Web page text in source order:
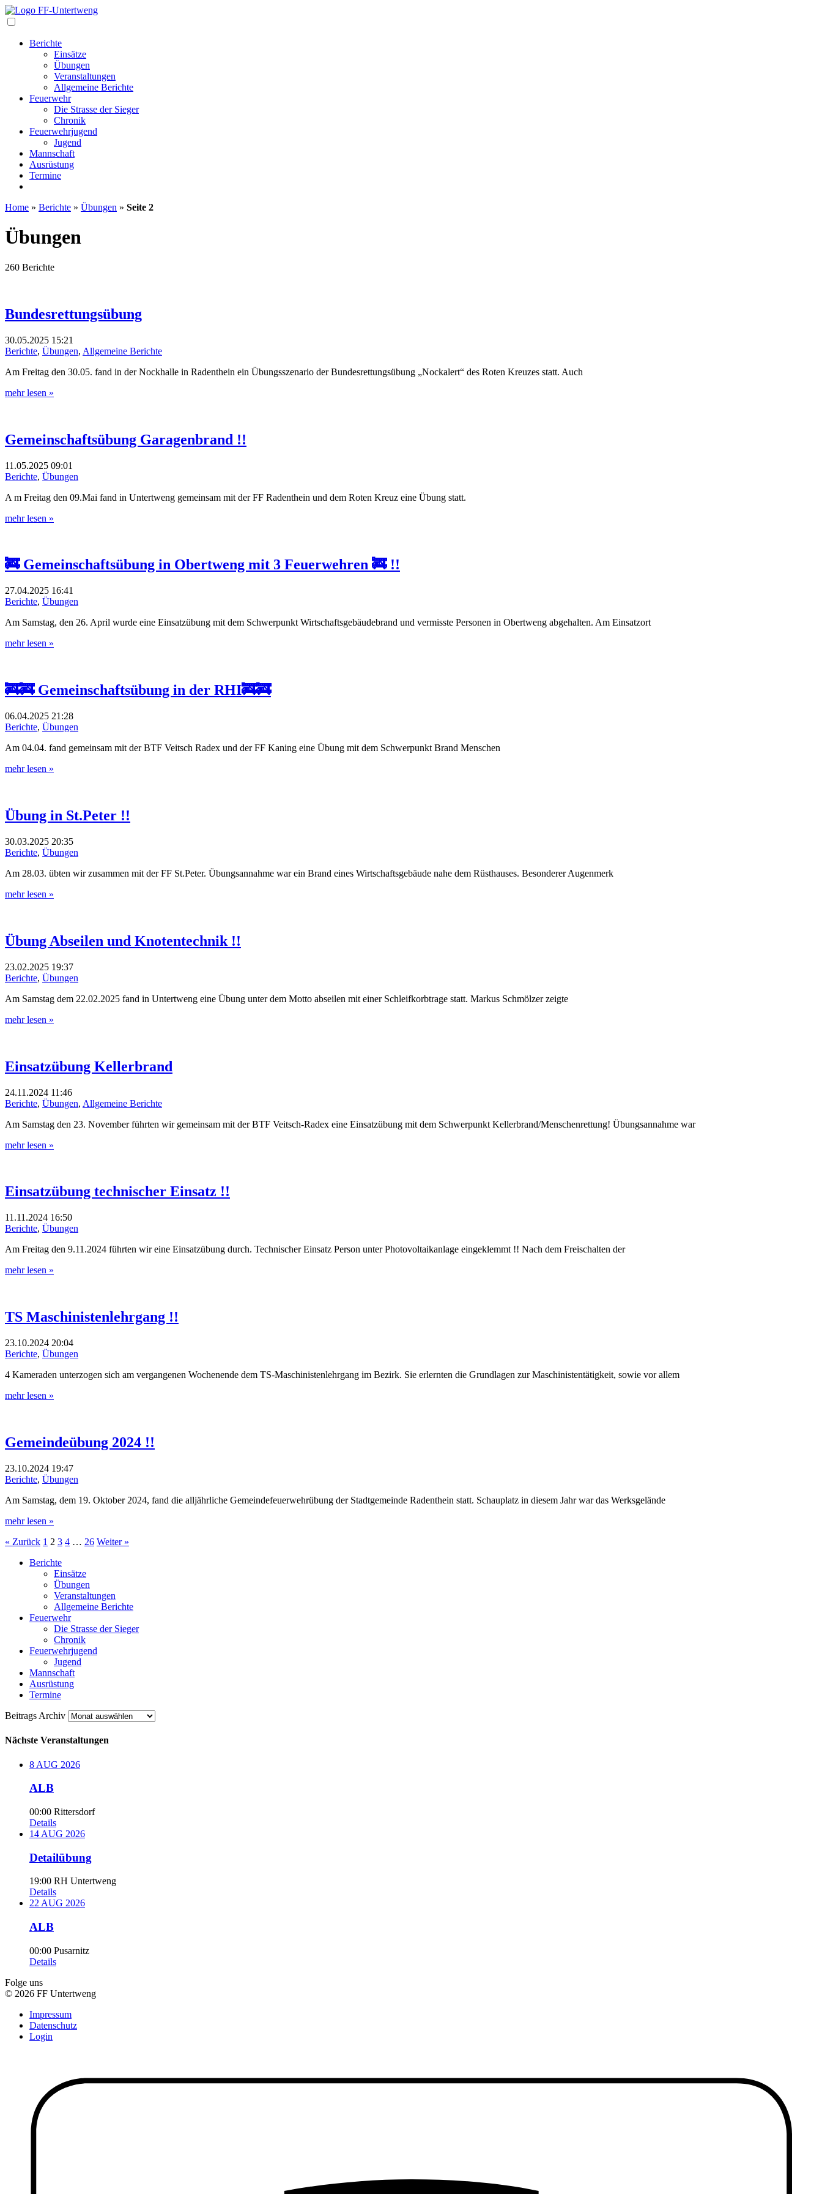
Berichte
Einsätze
Übungen
Veranstaltungen
Allgemeine Berichte
Feuerwehr
Die Strasse der Sieger
Chronik
Feuerwehrjugend
Jugend
Mannschaft
Ausrüstung
Termine
Home » Berichte » Übungen » Seite 2
Übungen
260 Berichte
Bundesrettungsübung
30.05.2025 15:21
Berichte, Übungen, Allgemeine Berichte
Am Freitag den 30.05. fand in der Nockhalle in Radenthein ein Übungsszenario der Bundesrettungsübung „Nockalert“ des Roten Kreuzes statt. Auch
mehr lesen »
Gemeinschaftsübung Garagenbrand !!
11.05.2025 09:01
Berichte, Übungen
A m Freitag den 09.Mai fand in Untertweng gemeinsam mit der FF Radenthein und dem Roten Kreuz eine Übung statt.
mehr lesen »
🚒 Gemeinschaftsübung in Obertweng mit 3 Feuerwehren 🚒 !!
27.04.2025 16:41
Berichte, Übungen
Am Samstag, den 26. April wurde eine Einsatzübung mit dem Schwerpunkt Wirtschaftsgebäudebrand und vermisste Personen in Obertweng abgehalten. Am Einsatzort
mehr lesen »
🚒🚒 Gemeinschaftsübung in der RHI🚒🚒
06.04.2025 21:28
Berichte, Übungen
Am 04.04. fand gemeinsam mit der BTF Veitsch Radex und der FF Kaning eine Übung mit dem Schwerpunkt Brand Menschen
mehr lesen »
Übung in St.Peter !!
30.03.2025 20:35
Berichte, Übungen
Am 28.03. übten wir zusammen mit der FF St.Peter. Übungsannahme war ein Brand eines Wirtschaftsgebäude nahe dem Rüsthauses. Besonderer Augenmerk
mehr lesen »
Übung Abseilen und Knotentechnik !!
23.02.2025 19:37
Berichte, Übungen
Am Samstag dem 22.02.2025 fand in Untertweng eine Übung unter dem Motto abseilen mit einer Schleifkorbtrage statt. Markus Schmölzer zeigte
mehr lesen »
Einsatzübung Kellerbrand
24.11.2024 11:46
Berichte, Übungen, Allgemeine Berichte
Am Samstag den 23. November führten wir gemeinsam mit der BTF Veitsch-Radex eine Einsatzübung mit dem Schwerpunkt Kellerbrand/Menschenrettung! Übungsannahme war
mehr lesen »
Einsatzübung technischer Einsatz !!
11.11.2024 16:50
Berichte, Übungen
Am Freitag den 9.11.2024 führten wir eine Einsatzübung durch. Technischer Einsatz Person unter Photovoltaikanlage eingeklemmt !! Nach dem Freischalten der
mehr lesen »
TS Maschinistenlehrgang !!
23.10.2024 20:04
Berichte, Übungen
4 Kameraden unterzogen sich am vergangenen Wochenende dem TS-Maschinistenlehrgang im Bezirk. Sie erlernten die Grundlagen zur Maschinistentätigkeit, sowie vor allem
mehr lesen »
Gemeindeübung 2024 !!
23.10.2024 19:47
Berichte, Übungen
Am Samstag, dem 19. Oktober 2024, fand die alljährliche Gemeindefeuerwehrübung der Stadtgemeinde Radenthein statt. Schauplatz in diesem Jahr war das Werksgelände
mehr lesen »
« Zurück 1 2 3 4 … 26 Weiter »
Berichte
Einsätze
Übungen
Veranstaltungen
Allgemeine Berichte
Feuerwehr
Die Strasse der Sieger
Chronik
Feuerwehrjugend
Jugend
Mannschaft
Ausrüstung
Termine
Beitrags Archiv Beitrags
Nächste Veranstaltungen
8 AUG 2026
ALB
00:00 Rittersdorf
Details
14 AUG 2026
Detailübung
19:00 RH Untertweng
Details
22AUG 2026
ALB
00:00 Pusarnitz
Details
Folge uns
© 2026 FF Untertweng
Impressum
Datenschutz
Login